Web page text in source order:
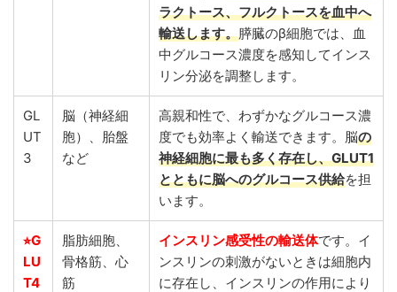
ラクトース、フルクトースを血中へ
輸送します。膵臓のβ細胞では、血
中グルコース濃度を感知してインス
リン分泌を調整します。
GL
UT
3
脳（神経細
胞）、胎盤
など
高親和性で、わずかなグルコース濃
度でも効率よく輸送できます。脳の
神経細胞に最も多く存在し、GLUT1
とともに脳へのグルコース供給を担
います。
⭐︎G
LU
T4
脂肪細胞、
骨格筋、心
筋
インスリン感受性の輸送体です。イ
ンスリンの刺激がないときは細胞内
に存在し、インスリンの作用により